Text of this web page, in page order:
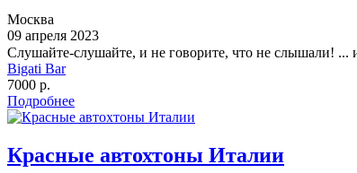
Москва
09 апреля 2023
Cлушайте-слушайте, и не говорите, что не слышали!
Bigati Bar
7000 р.
Подробнее
Красные автохтоны Италии